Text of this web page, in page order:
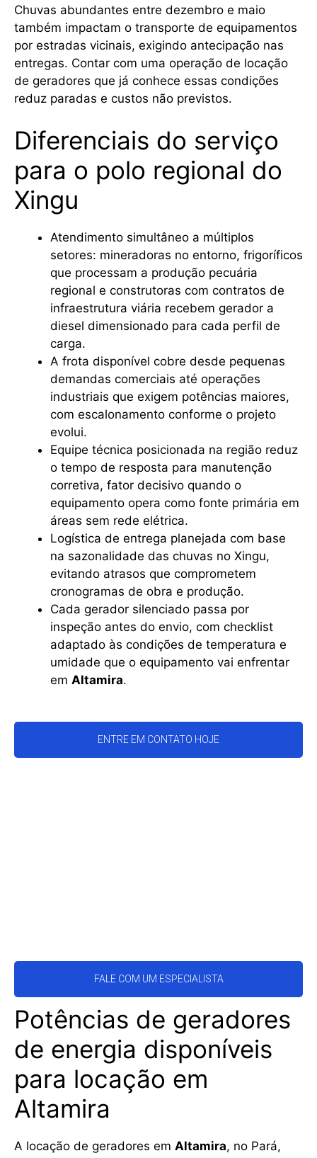
Chuvas abundantes entre dezembro e maio
também impactam o transporte de equipamentos
por estradas vicinais, exigindo antecipação nas
entregas. Contar com uma operação de locação
de geradores que já conhece essas condições
reduz paradas e custos não previstos.
Diferenciais do serviço
para o polo regional do
Xingu
Atendimento simultâneo a múltiplos
setores: mineradoras no entorno, frigoríficos
que processam a produção pecuária
regional e construtoras com contratos de
infraestrutura viária recebem gerador a
diesel dimensionado para cada perfil de
carga.
A frota disponível cobre desde pequenas
demandas comerciais até operações
industriais que exigem potências maiores,
com escalonamento conforme o projeto
evolui.
Equipe técnica posicionada na região reduz
o tempo de resposta para manutenção
corretiva, fator decisivo quando o
equipamento opera como fonte primária em
áreas sem rede elétrica.
Logística de entrega planejada com base
na sazonalidade das chuvas no Xingu,
evitando atrasos que comprometem
cronogramas de obra e produção.
Cada gerador silenciado passa por
inspeção antes do envio, com checklist
adaptado às condições de temperatura e
umidade que o equipamento vai enfrentar
em Altamira.
ENTRE EM CONTATO HOJE
FALE COM UM ESPECIALISTA
Potências de geradores
de energia disponíveis
para locação em
Altamira
A locação de geradores em Altamira, no Pará,